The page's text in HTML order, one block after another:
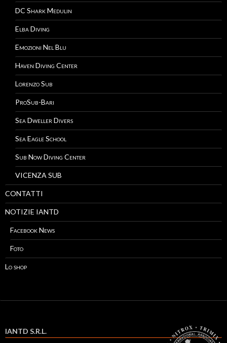
DC Shark Medulin
Elba Diving
Emozioni Nel Blu
Haven Diving Center
Lorenzo Sub
ProSub-Bari
Sea Dweller Divers
Sea Eagle School
Sub Now Diving Center
VICENZA SUB
CONTATTI
NOTIZIE IANTD
Facebook News
Foto
Lo shop
IANTD S.R.L.